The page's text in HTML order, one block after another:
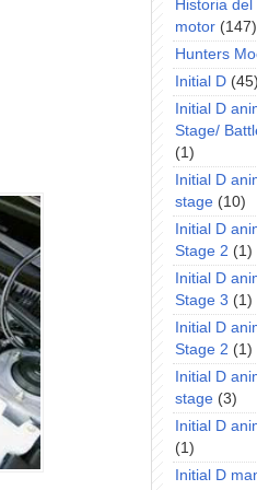
Historia
motor (147)
Hunters
Initial D
Initial D
Stage/
(1)
Initial D
stage (10)
Initial D
Stage 2 (1)
Initial D
Stage 3 (1)
Initial D
Stage 2 (1)
Initial D
stage (3)
Initial D
(1)
Initial D